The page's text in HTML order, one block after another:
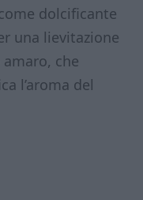
dolcificante
una lievitazione
che
l’aroma del